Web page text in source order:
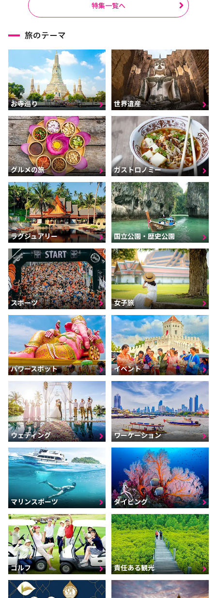
特集一覧へ
旅のテーマ
お寺巡り 世界遺産
グルメの旅 ガストロノミー
ラグジュアリー 国立公園・歴史公園
スポーツ 女子旅
パワースポット イベント
ウェディング ワーケーション
マリンスポーツ ダイビング
ゴルフ 責任ある観光